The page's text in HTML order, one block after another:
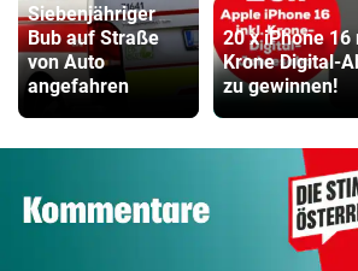
Siebenjähriger
Bub auf Straße
von Auto
angefahren
20 x iPhone 16
Krone Digital-
zu gewinnen!